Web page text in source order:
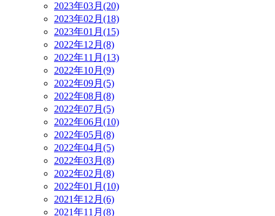
2023年03月(20)
2023年02月(18)
2023年01月(15)
2022年12月(8)
2022年11月(13)
2022年10月(9)
2022年09月(5)
2022年08月(8)
2022年07月(5)
2022年06月(10)
2022年05月(8)
2022年04月(5)
2022年03月(8)
2022年02月(8)
2022年01月(10)
2021年12月(6)
2021年11月(8)